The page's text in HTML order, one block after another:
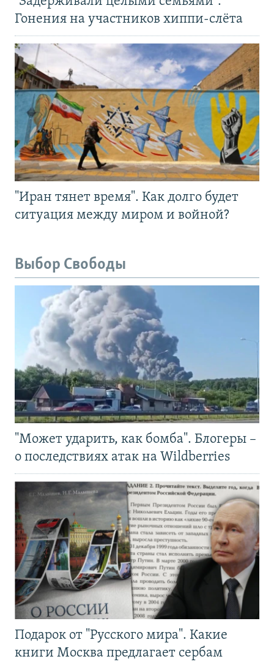
Гонения на участников хиппи-слёта
"Иран тянет время". Как долго будет
ситуация между миром и войной?
Выбор Свободы
"Может ударить, как бомба". Блогеры –
о последствиях атак на Wildberries
Подарок от "Русского мира". Какие
книги Москва предлагает сербам